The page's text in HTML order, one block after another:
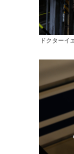
ドクターイ